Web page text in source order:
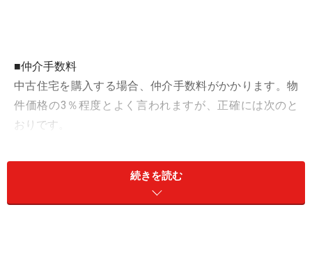
■仲介手数料
中古住宅を購入する場合、仲介手数料がかかります。物
件価格の3％程度とよく言われますが、正確には次のと
おりです。
3,000万円の物件を購入する場合、仲介手数料は100万8
千円にもなります。しかし、これは宅地建物取引業法で
続きを読む